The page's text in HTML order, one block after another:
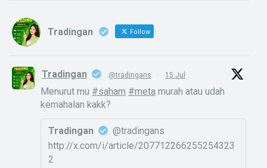
Tradingan Follow
Tradingan @tradingans · 15 Jul
Menurut mu #saham #meta murah atau udah
kemahalan kakk?
Tradingan
@tradingans
http://x.com/i/article/207712266255254323
2